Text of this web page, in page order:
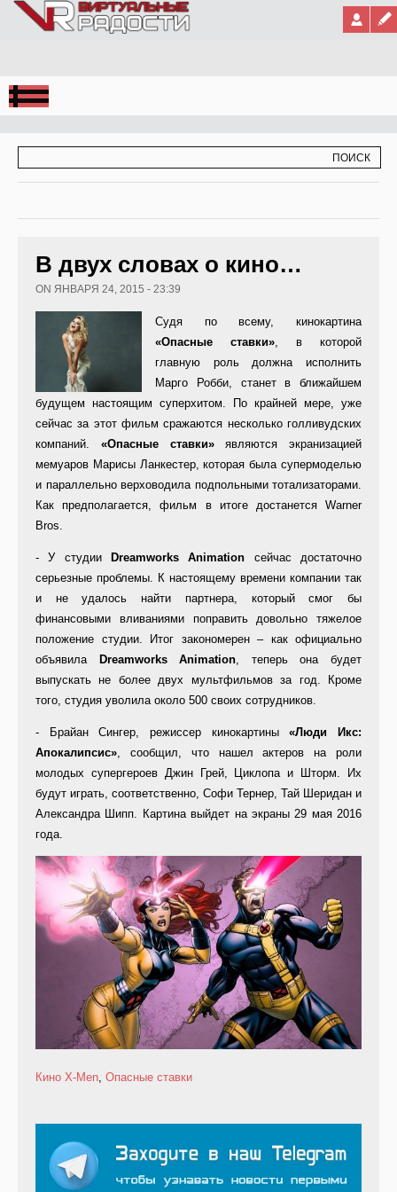
Jump to Navigation
В двух словах о кино…
ON ЯНВАРЯ 24, 2015 - 23:39
Судя по всему, кинокартина
«Опасные ставки», в которой
главную роль должна исполнить
Марго Робби, станет в ближайшем
будущем настоящим суперхитом. По крайней мере, уже
сейчас за этот фильм сражаются несколько голливудских
компаний. «Опасные ставки»являются экранизацией
мемуаров Марисы Ланкестер, которая была супермоделью
и параллельно верховодила подпольными тотализаторами.
Как предполагается, фильм в итоге достанется Warner
Bros.
- У студии DreamworksAnimation сейчас достаточно
серьезные проблемы. К настоящему времени компании так
и не удалось найти партнера, который смог бы
финансовыми вливаниями поправить довольно тяжелое
положение студии. Итог закономерен – как официально
объявила
DreamworksAnimation, теперь она будет
выпускать не более двух мультфильмов за год. Кроме
того, студия уволила около 500 своих сотрудников.
- Брайан Сингер, режиссер кинокартины«Люди Икс:
Апокалипсис», сообщил, что нашел актеров на роли
молодых супергероев Джин Грей, Циклопа и Шторм. Их
будут играть, соответственно, Софи Тернер, Тай Шеридан и
Александра Шипп. Картина выйдет на экраны 29 мая 2016
года.
Кино X-Men Опасные ставки